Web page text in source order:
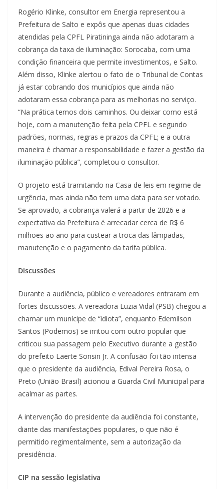
Rogério Klinke, consultor em Energia representou a
Prefeitura de Salto e expôs que apenas duas cidades
atendidas pela CPFL Piratininga ainda não adotaram a
cobrança da taxa de iluminação: Sorocaba, com uma
condição financeira que permite investimentos, e Salto.
Além disso, Klinke alertou o fato de o Tribunal de Contas
já estar cobrando dos municípios que ainda não
adotaram essa cobrança para as melhorias no serviço.
“Na prática temos dois caminhos. Ou deixar como está
hoje, com a manutenção feita pela CPFL e segundo
padrões, normas, regras e prazos da CPFL; e a outra
maneira é chamar a responsabilidade e fazer a gestão da
iluminação pública”, completou o consultor.
O projeto está tramitando na Casa de leis em regime de
urgência, mas ainda não tem uma data para ser votado.
Se aprovado, a cobrança valerá a partir de 2026 e a
expectativa da Prefeitura é arrecadar cerca de R$ 6
milhões ao ano para custear a troca das lâmpadas,
manutenção e o pagamento da tarifa pública.
Discussões
Durante a audiência, público e vereadores entraram em
fortes discussões. A vereadora Luzia Vidal (PSB) chegou a
chamar um munícipe de “idiota”, enquanto Edemilson
Santos (Podemos) se irritou com outro popular que
criticou sua passagem pelo Executivo durante a gestão
do prefeito Laerte Sonsin Jr. A confusão foi tão intensa
que o presidente da audiência, Edival Pereira Rosa, o
Preto (União Brasil) acionou a Guarda Civil Municipal para
acalmar as partes.
A intervenção do presidente da audiência foi constante,
diante das manifestações populares, o que não é
permitido regimentalmente, sem a autorização da
presidência.
CIP na sessão legislativa